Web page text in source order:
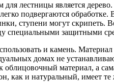
лестницы является
подвергаются
ступени могут скрипеть.
специальными защитными
и камень.
домах не
облицовочный материал, а
как и натуральный, имеет